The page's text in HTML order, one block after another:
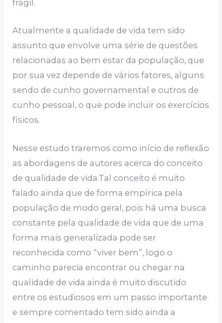
frágil.
Atualmente a qualidade de vida tem sido
assunto que envolve uma série de questões
relacionadas ao bem estar da população, que
por sua vez depende de vários fatores, alguns
sendo de cunho governamental e outros de
cunho pessoal, o que pode incluir os exercícios
físicos.
Nesse estudo traremos como início de reflexão
as abordagens de autores acerca do conceito
de qualidade de vida.Tal conceito é muito
falado ainda que de forma empírica pela
população de modo geral, pois há uma busca
constante pela qualidade de vida que de uma
forma mais generalizada pode ser
reconhecida como “viver bem”, logo o
caminho parecia encontrar ou chegar na
qualidade de vida ainda é muito discutido
entre os estudiosos em um passo importante
e sempre comentado tem sido ainda a